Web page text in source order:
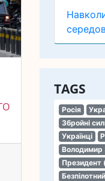
TAGS
Росія
Збройні
Українці
Володимир
Президент